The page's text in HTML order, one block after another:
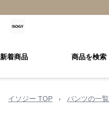
新着商品 商品を検索
イソジー TOP › パンツの一覧